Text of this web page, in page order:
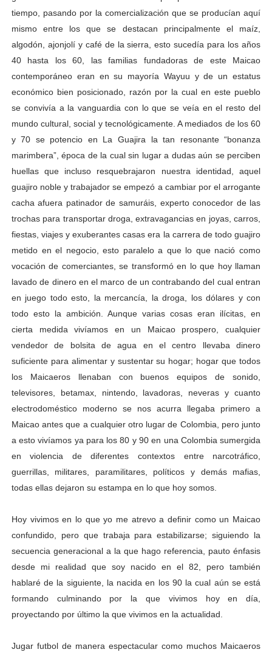
tiempo, pasando por la comercialización que se producían aquí
mismo entre los que se destacan principalmente el maíz,
algodón, ajonjolí y café de la sierra, esto sucedía para los años
40 hasta los 60, las familias fundadoras de este Maicao
contemporáneo eran en su mayoría Wayuu y de un estatus
económico bien posicionado, razón por la cual en este pueblo
se convivía a la vanguardia con lo que se veía en el resto del
mundo cultural, social y tecnológicamente. A mediados de los 60
y 70 se potencio en La Guajira la tan resonante “bonanza
marimbera”, época de la cual sin lugar a dudas aún se perciben
huellas que incluso resquebrajaron nuestra identidad, aquel
guajiro noble y trabajador se empezó a cambiar por el arrogante
cacha afuera patinador de samuráis, experto conocedor de las
trochas para transportar droga, extravagancias en joyas, carros,
fiestas, viajes y exuberantes casas era la carrera de todo guajiro
metido en el negocio, esto paralelo a que lo que nació como
vocación de comerciantes, se transformó en lo que hoy llaman
lavado de dinero en el marco de un contrabando del cual entran
en juego todo esto, la mercancía, la droga, los dólares y con
todo esto la ambición. Aunque varias cosas eran ilícitas, en
cierta medida vivíamos en un Maicao prospero, cualquier
vendedor de bolsita de agua en el centro llevaba dinero
suficiente para alimentar y sustentar su hogar; hogar que todos
los Maicaeros llenaban con buenos equipos de sonido,
televisores, betamax, nintendo, lavadoras, neveras y cuanto
electrodoméstico moderno se nos acurra llegaba primero a
Maicao antes que a cualquier otro lugar de Colombia, pero junto
a esto vivíamos ya para los 80 y 90 en una Colombia sumergida
en violencia de diferentes contextos entre narcotráfico,
guerrillas, militares, paramilitares, políticos y demás mafias,
todas ellas dejaron su estampa en lo que hoy somos.
Hoy vivimos en lo que yo me atrevo a definir como un Maicao
confundido, pero que trabaja para estabilizarse; siguiendo la
secuencia generacional a la que hago referencia, pauto énfasis
desde mi realidad que soy nacido en el 82, pero también
hablaré de la siguiente, la nacida en los 90 la cual aún se está
formando culminando por la que vivimos hoy en día,
proyectando por último la que vivimos en la actualidad.
Jugar futbol de manera espectacular como muchos Maicaeros